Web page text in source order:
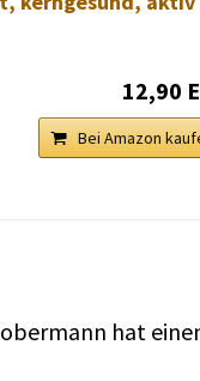
12,90
Bei Amazon
hat